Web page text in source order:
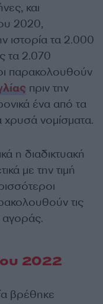
και
2020,
ιστορία τα 2.000
τα 2.070
παρακολουθούν
πριν την
ένα από τα
χρυσά νομίσματα.
η διαδικτυακή
με την τιμή
τις
αγοράς.
2022
βρέθηκε